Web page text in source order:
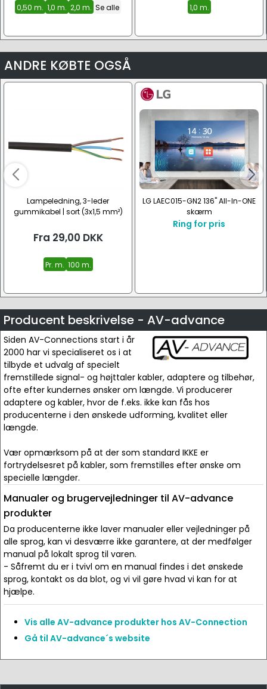
0,50 m. 1,0 m. 2,0 m. Se alle 1,0 m.
ANDRE KØBTE OGSÅ
Lampeledning, 3-leder
gummikabel | sort (3x1,5 mm²)
Fra 29,00 DKK
Pr. m. 100 m.
LG LAEC015-GN2 136" All-In-ONE
skærm
Ring for pris
Producent beskrivelse - AV-advance
Siden AV-Connections start i år
2000 har vi specialiseret os i at
tilbyde et udvalg af specielt
fremstillede signal- og højttaler kabler, adaptere og tilbehør,
ofte efter kundernes ønsker om længde. Vi producerer
adaptere og kabler, hvor de f.eks. ikke kan fås hos
producenterne i den ønskede udforming, kvalitet eller
længde.
Vær opmærksom på at der som standard IKKE er
fortrydelsesret på kabler, som fremstilles efter ønske om
specielle længder.
Manualer og brugervejledninger til AV-advance
produkter
Da producenterne ikke laver manualer eller vejledninger på
alle sprog, kan vi desværre ikke garantere, at der medfølger
manual på lokalt sprog til varen.
- Såfremt du er i tvivl om en manual findes i det ønskede
sprog, kontakt os da blot, og vi vil gøre hvad vi kan for at
hjælpe.
Vis alle AV-advance produkter hos AV-Connection
Gå til AV-advance´s website